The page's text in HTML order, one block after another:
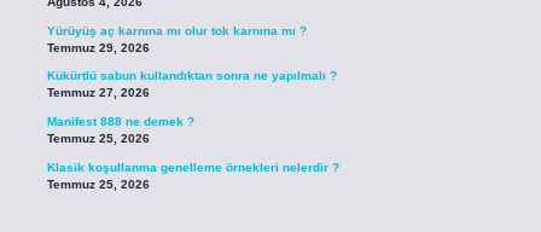
Yürüyüş aç karnına mı olur tok karnına mı ?
Temmuz 29, 2026
Kükürtlü sabun kullandıktan sonra ne yapılmalı ?
Temmuz 27, 2026
Manifest 888 ne demek ?
Temmuz 25, 2026
Klasik koşullanma genelleme örnekleri nelerdir ?
Temmuz 25, 2026